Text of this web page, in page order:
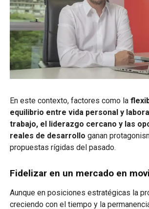
En este contexto, factores como la
equilibrio entre vida personal y
trabajo, el liderazgo cercano y las
reales de desarrollo ganan
propuestas rígidas del pasado.
Fidelizar en un mercado en
Aunque en posiciones estratégicas la
creciendo con el tiempo y la